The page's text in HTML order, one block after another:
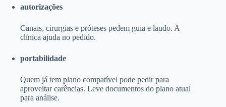
autorizações
Canais, cirurgias e próteses pedem guia e laudo. A
clínica ajuda no pedido.
portabilidade
Quem já tem plano compatível pode pedir para
aproveitar carências. Leve documentos do plano atual
para análise.